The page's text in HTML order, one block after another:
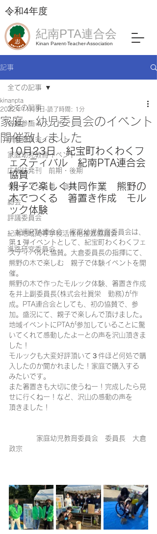
紀南PTA連合会
Kinan Parent-Teacher-Association
令和4年度​
記事
全ての記事
各種参画イベント
研修委員会イベント
家庭幼児教育イベント
広報誌発刊 前期・後期
チャレンジ三重 登録
総会
評議委員会
紀南地域高等学校活性化推進協議会
進路研究委員会
全ての記事
家庭・幼児委員会のイベント
開催致しました
kinanpta
2022年11月3日 読了時間: 1分
10月23日　紀宝町わくわくフ
ェスティバル　紀南PTA連合会
協賛
親子で楽しく共同作業　熊野の
木でつくる　箸置き作成　モル
ック体験
紀南PTA連合会　家庭幼児教育委員会は、
第１弾イベントとして、紀宝町わくわくフェ
スティバルに協賛。大倉委員長の指揮にて、
熊野の木で楽しむ　親子で体験イベントを開
催。
熊野の木で作ったモルック体験、箸置き作成
を井上副委員長(株式会社眞栄　勤務)が作
成。PTA連合会としても、初の協賛で、参
加。盛況にて、親子で楽しんで頂けました。
地域イベントにPTAが参加していることに驚
いてくれて感動したよーとの声を沢山頂きま
した！
モルックも大変好評頂いて３件ほど何処で購
入したのか聞かれました！家庭で購入する
みたいです。
また箸置きも大切に使うねー！完成したら見
せに行くねー！など、沢山の感動の声を
頂きました！
家庭幼児教育委員会　委員長　大倉
政宗